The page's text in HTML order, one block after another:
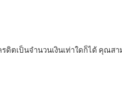
ดิตเป็นจำนวนเงินเท่าใดก็ได้ คุณส